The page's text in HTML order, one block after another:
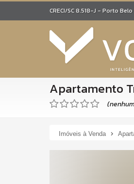
CRECI/SC 8.518-J - Porto
Apartamento
Imóveis à Venda